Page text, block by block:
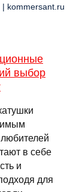
kommersant.ru
выбор
в себе
и
для